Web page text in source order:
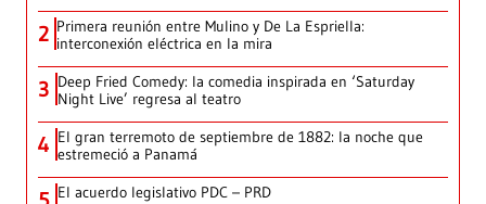
2 Primera reunión entre Mulino y De La Espriella:
interconexión eléctrica en la mira
3 Deep Fried Comedy: la comedia inspirada en ‘Saturday
Night Live’ regresa al teatro
4 El gran terremoto de septiembre de 1882: la noche que
estremeció a Panamá
El acuerdo legislativo PDC – PRD